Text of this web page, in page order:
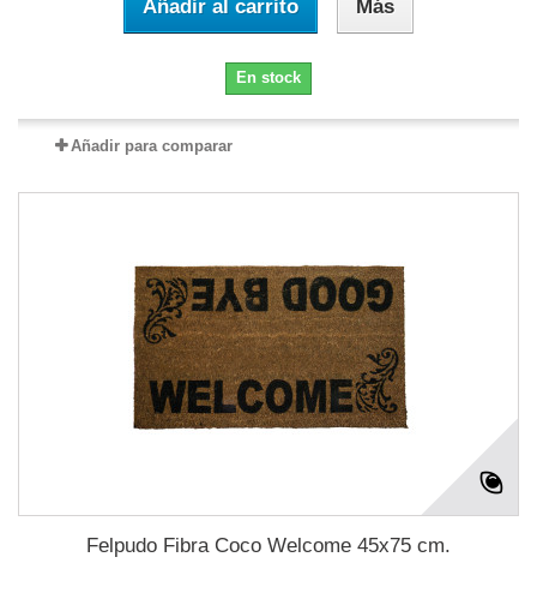
Añadir al carrito Más
En stock
Añadir para comparar
Felpudo Fibra Coco Welcome 45x75 cm.